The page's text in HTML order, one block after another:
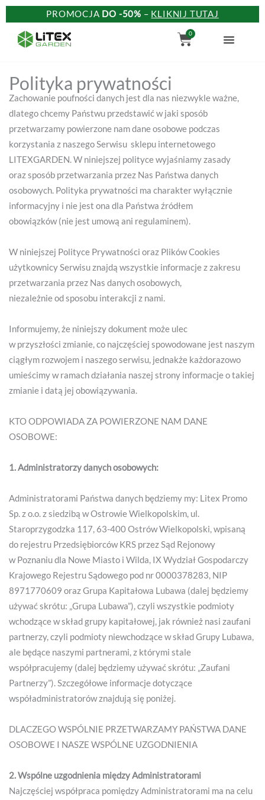
Przejdź
do
treści
PROMOCJA DO -50% – KLIKNIJ TUTAJ
0
Wózek
Polityka prywatności
Zachowanie poufności danych jest dla nas niezwykle ważne,
dlatego chcemy Państwu przedstawić w jaki sposób
przetwarzamy powierzone nam dane osobowe podczas
korzystania z naszego Serwisu sklepu internetowego
LITEXGARDEN. W niniejszej polityce wyjaśniamy zasady
oraz sposób przetwarzania przez Nas Państwa danych
osobowych. Polityka prywatności ma charakter wyłącznie
informacyjny i nie jest ona dla Państwa źródłem
obowiązków (nie jest umową ani regulaminem).
W niniejszej Polityce Prywatności oraz Plików Cookies
użytkownicy Serwisu znajdą wszystkie informacje z zakresu
przetwarzania przez Nas danych osobowych,
niezależnie od sposobu interakcji z nami.
Informujemy, że niniejszy dokument może ulec
w przyszłości zmianie, co najczęściej spowodowane jest naszym
ciągłym rozwojem i naszego serwisu, jednakże każdorazowo
umieścimy w ramach działania naszej strony informacje o takiej
zmianie i datą jej obowiązywania.
KTO ODPOWIADA ZA POWIERZONE NAM DANE
OSOBOWE:
1. Administratorzy danych osobowych:
Administratorami Państwa danych będziemy my: Litex Promo
Sp. z o.o. z siedzibą w Ostrowie Wielkopolskim, ul.
Staroprzygodzka 117, 63-400 Ostrów Wielkopolski, wpisaną
do rejestru Przedsiębiorców KRS przez Sąd Rejonowy
w Poznaniu dla Nowe Miasto i Wilda, IX Wydział Gospodarczy
Krajowego Rejestru Sądowego pod nr 0000378283, NIP
8971770609 oraz Grupa Kapitałowa Lubawa (dalej będziemy
używać skrótu: „Grupa Lubawa”), czyli wszystkie podmioty
wchodzące w skład grupy kapitałowej, jak również nasi zaufani
partnerzy, czyli podmioty niewchodzące w skład Grupy Lubawa,
ale będące naszymi partnerami, z którymi stale
współpracujemy (dalej będziemy używać skrótu: „Zaufani
Partnerzy”). Szczegółowe informacje dotyczące
współadministratorów znajdują się poniżej.
DLACZEGO WSPÓLNIE PRZETWARZAMY PAŃSTWA DANE
OSOBOWE I NASZE WSPÓLNE UZGODNIENIA
2. Wspólne uzgodnienia między Administratorami
Najczęściej współpraca pomiędzy Administratorami ma na celu